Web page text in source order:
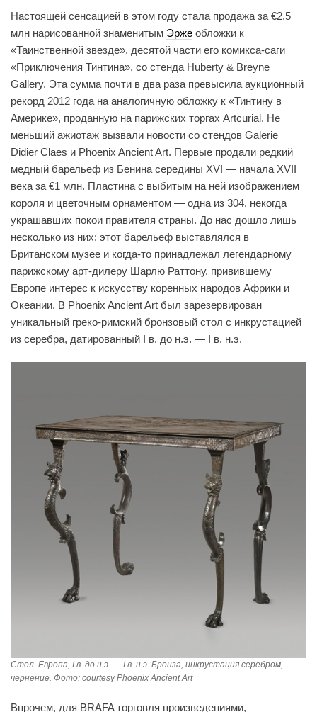
Настоящей сенсацией в этом году стала продажа за €2,5
млн нарисованной знаменитым Эрже обложки к
«Таинственной звезде», десятой части его комикса-саги
«Приключения Тинтина», со стенда Huberty & Breyne
Gallery. Эта сумма почти в два раза превысила аукционный
рекорд 2012 года на аналогичную обложку к «Тинтину в
Америке», проданную на парижских торгах Artcurial. Не
меньший ажиотаж вызвали новости со стендов Galerie
Didier Claes и Phoenix Ancient Art. Первые продали редкий
медный барельеф из Бенина середины XVI — начала XVII
века за €1 млн. Пластина с выбитым на ней изображением
короля и цветочным орнаментом — одна из 304, некогда
украшавших покои правителя страны. До нас дошло лишь
несколько из них; этот барельеф выставлялся в
Британском музее и когда-то принадлежал легендарному
парижскому арт-дилеру Шарлю Раттону, привившему
Европе интерес к искусству коренных народов Африки и
Океании. В Phoenix Ancient Art был зарезервирован
уникальный греко-римский бронзовый стол с инкрустацией
из серебра, датированный I в. до н.э. — I в. н.э.
Cтол. Европа, I в. до н.э. — I в. н.э. Бронза, инкрустация серебром,
чернение. Фото: courtesy Phoenix Ancient Art
Впрочем, для BRAFA торговля произведениями,